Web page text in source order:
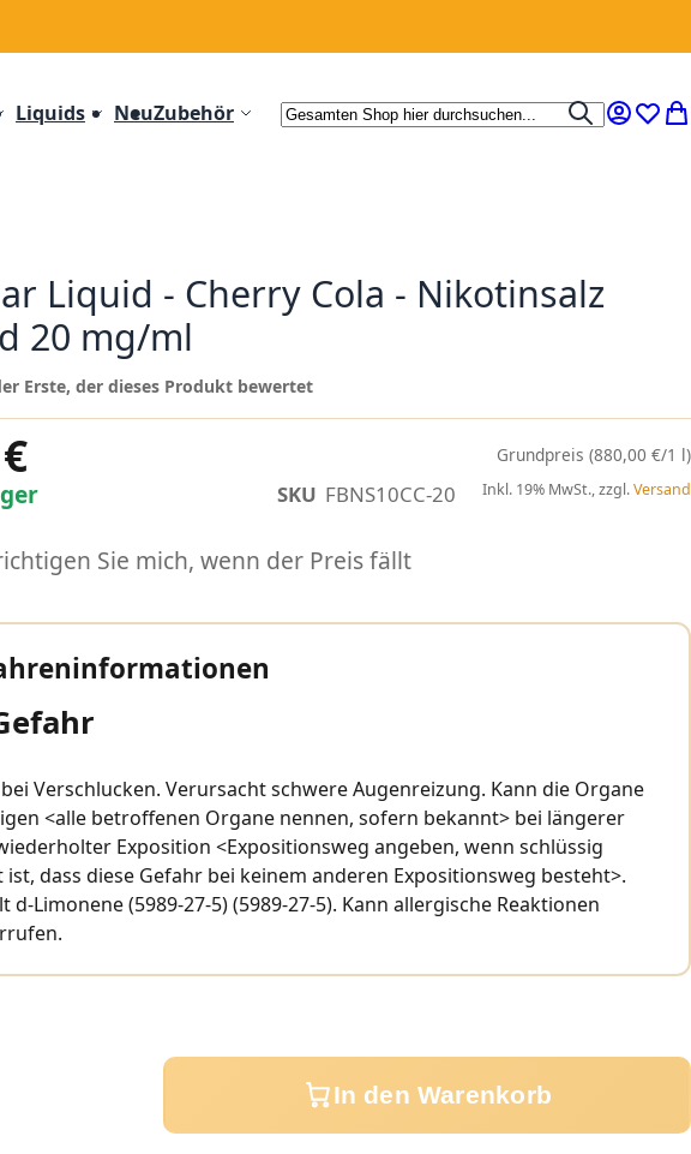
Liquids NeuZubehör Suche
Suche
Mein
Liquid - Cherry Cola - Nikotinsalz
20 mg/ml
SKU FBNS10CC-20
Erste, der dieses Produkt bewertet
(880,00 €/1 l)
Inkl. 19% MwSt., zzgl.Versand
Sie mich, wenn der Preis fällt
Verschlucken. Verursacht schwere Augenreizung. Kann die Organe
<alle betroffenen Organe nennen, sofern bekannt> bei längerer
Exposition <Expositionsweg angeben, wenn schlüssig
ist, dass diese Gefahr bei keinem anderen Expositionsweg besteht>.
d-Limonene (5989-27-5) (5989-27-5). Kann allergische Reaktionen
In den Warenkorb